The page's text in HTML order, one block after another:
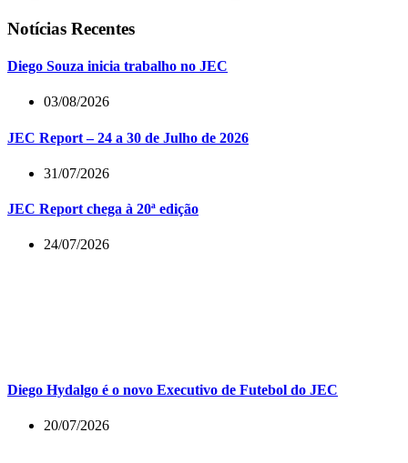
Notícias Recentes
Diego Souza inicia trabalho no JEC
03/08/2026
JEC Report – 24 a 30 de Julho de 2026
31/07/2026
JEC Report chega à 20ª edição
24/07/2026
Diego Hydalgo é o novo Executivo de Futebol do JEC
20/07/2026